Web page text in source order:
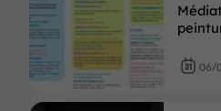
06/